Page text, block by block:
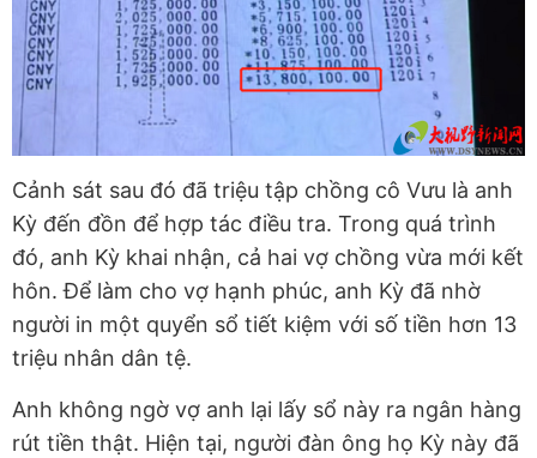
Cảnh sát sau đó đã triệu tập chồng cô Vưu là anh
Kỳ đến đồn để hợp tác điều tra. Trong quá trình
đó, anh Kỳ khai nhận, cả hai vợ chồng vừa mới kết
hôn. Để làm cho vợ hạnh phúc, anh Kỳ đã nhờ
người in một quyển sổ tiết kiệm với số tiền hơn 13
triệu nhân dân tệ.
Anh không ngờ vợ anh lại lấy sổ này ra ngân hàng
rút tiền thật. Hiện tại, người đàn ông họ Kỳ này đã